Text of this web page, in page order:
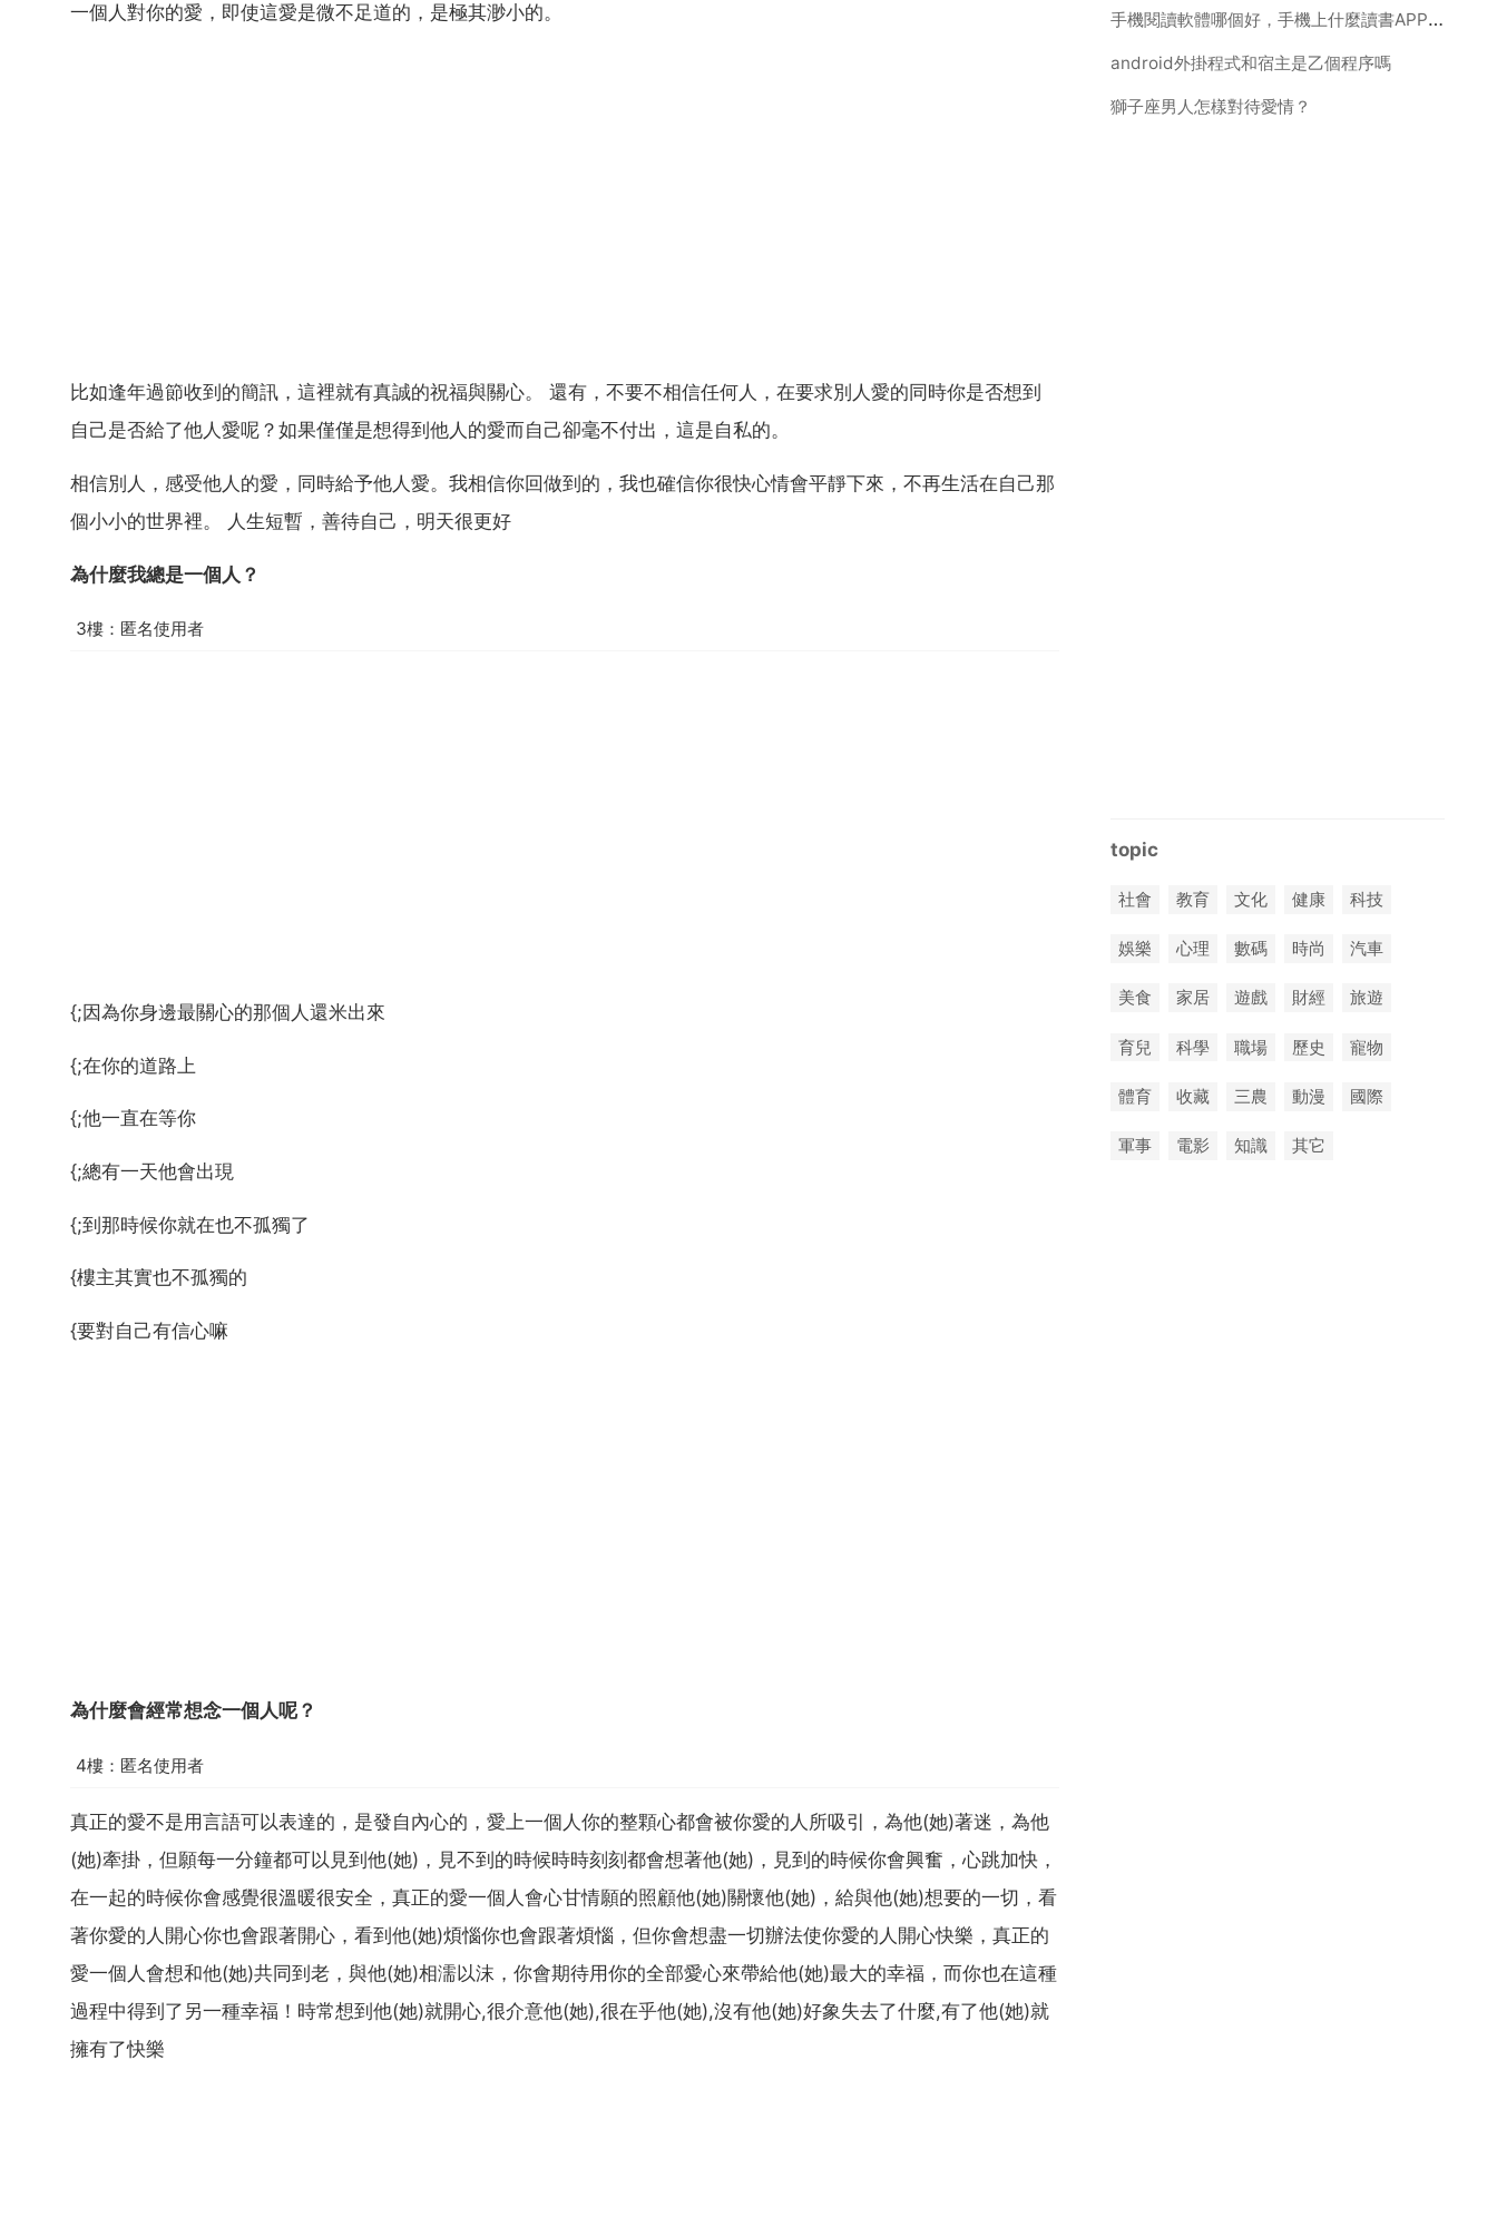
一個人對你的愛，即使這愛是微不足道的，是極其渺小的。
比如逢年過節收到的簡訊，這裡就有真誠的祝福與關心。 還有，不要不相信任何人，在要求別人愛的同時你是否想到
自己是否給了他人愛呢？如果僅僅是想得到他人的愛而自己卻毫不付出，這是自私的。
相信別人，感受他人的愛，同時給予他人愛。我相信你回做到的，我也確信你很快心情會平靜下來，不再生活在自己那
個小小的世界裡。 人生短暫，善待自己，明天很更好
為什麼我總是一個人？
3樓：匿名使用者
{;因為你身邊最關心的那個人還米出來
{;在你的道路上
{;他一直在等你
{;總有一天他會出現
{;到那時候你就在也不孤獨了
{樓主其實也不孤獨的
{要對自己有信心嘛
為什麼會經常想念一個人呢？
4樓：匿名使用者
真正的愛不是用言語可以表達的，是發自內心的，愛上一個人你的整顆心都會被你愛的人所吸引，為他(她)著迷，為他
(她)牽掛，但願每一分鐘都可以見到他(她)，見不到的時候時時刻刻都會想著他(她)，見到的時候你會興奮，心跳加快，
在一起的時候你會感覺很溫暖很安全，真正的愛一個人會心甘情願的照顧他(她)關懷他(她)，給與他(她)想要的一切，看
著你愛的人開心你也會跟著開心，看到他(她)煩惱你也會跟著煩惱，但你會想盡一切辦法使你愛的人開心快樂，真正的
愛一個人會想和他(她)共同到老，與他(她)相濡以沫，你會期待用你的全部愛心來帶給他(她)最大的幸福，而你也在這種
過程中得到了另一種幸福！時常想到他(她)就開心,很介意他(她),很在乎他(她),沒有他(她)好象失去了什麼,有了他(她)就
擁有了快樂
手機閱讀軟體哪個好，手機上什麼讀書APP最好啊
android外掛程式和宿主是乙個程序嗎
獅子座男人怎樣對待愛情？
topic
社會 教育 文化 健康 科技
娛樂 心理 數碼 時尚 汽車
美食 家居 遊戲 財經 旅遊
育兒 科學 職場 歷史 寵物
體育 收藏 三農 動漫 國際
軍事 電影 知識 其它